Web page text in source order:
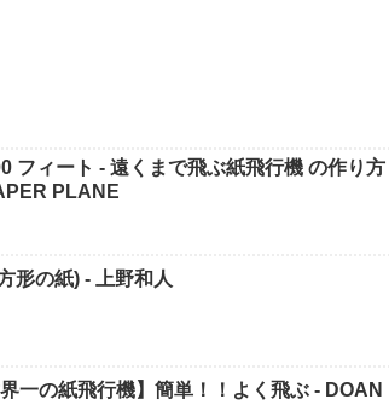
フィート - 遠くまで飛ぶ紙飛行機 の作り
PLANE
形の紙) - 上野和人
界一の紙飛行機】簡単！！よく飛ぶ - DOAN